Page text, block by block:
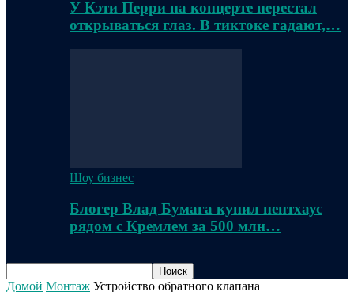
У Кэти Перри на концерте перестал
открываться глаз. В тиктоке гадают,…
Шоу бизнес
Блогер Влад Бумага купил пентхаус
рядом с Кремлем за 500 млн…
Домой Монтаж Устройство обратного клапана